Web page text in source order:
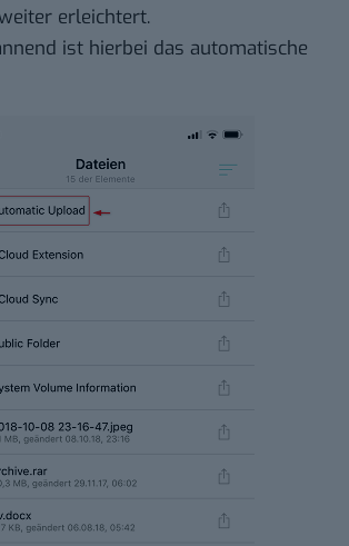
erleichtert.
ist hierbei das automatische